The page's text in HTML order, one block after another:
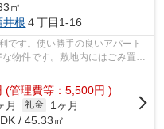
㎡
井根 ４丁目1-16
です。使い勝手の良いアパート
物件です。敷地内にはごみ置き
(管理費等：5,500円 )
月 礼金
1ヶ月
/ 45.33㎡